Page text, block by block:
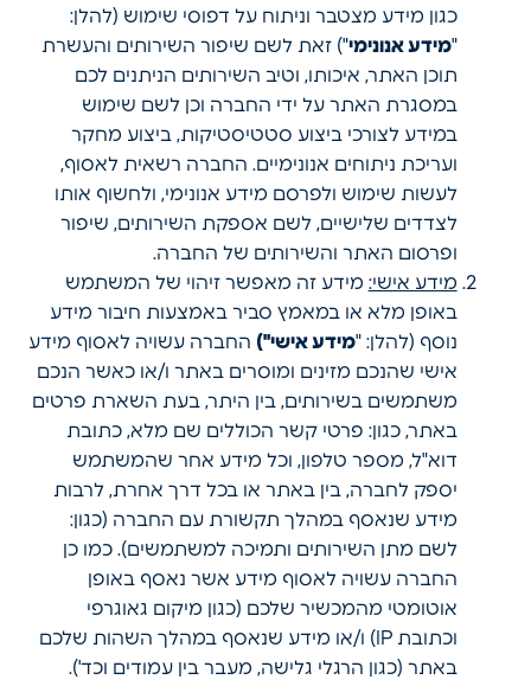
כגון מידע מצטבר וניתוח על דפוסי שימוש (להלן:
"מידע אנונימי") זאת לשם שיפור השירותים והעשרת
תוכן האתר, איכותו, וטיב השירותים הניתנים לכם
במסגרת האתר על ידי החברה וכן לשם שימוש
במידע לצורכי ביצוע סטטיסטיקות, ביצוע מחקר
ועריכת ניתוחים אנונימיים. החברה רשאית לאסוף,
לעשות שימוש ולפרסם מידע אנונימי, ולחשוף אותו
לצדדים שלישיים, לשם אספקת השירותים, שיפור
ופרסום האתר והשירותים של החברה.
מידע אישי: מידע זה מאפשר זיהוי של המשתמש
באופן מלא או במאמץ סביר באמצעות חיבור מידע
נוסף (להלן: "מידע אישי") החברה עשויה לאסוף מידע
אישי שהנכם מזינים ומוסרים באתר ו/או כאשר הנכם
משתמשים בשירותים, בין היתר, בעת השארת פרטים
באתר, כגון: פרטי קשר הכוללים שם מלא, כתובת
דוא"ל, מספר טלפון, וכל מידע אחר שהמשתמש
יספק לחברה, בין באתר או בכל דרך אחרת, לרבות
מידע שנאסף במהלך תקשורת עם החברה (כגון:
לשם מתן השירותים ותמיכה למשתמשים). כמו כן
החברה עשויה לאסוף מידע אשר נאסף באופן
אוטומטי מהמכשיר שלכם (כגון מיקום גאוגרפי
וכתובת IP) ו/או מידע שנאסף במהלך השהות שלכם
באתר (כגון הרגלי גלישה, מעבר בין עמודים וכד').